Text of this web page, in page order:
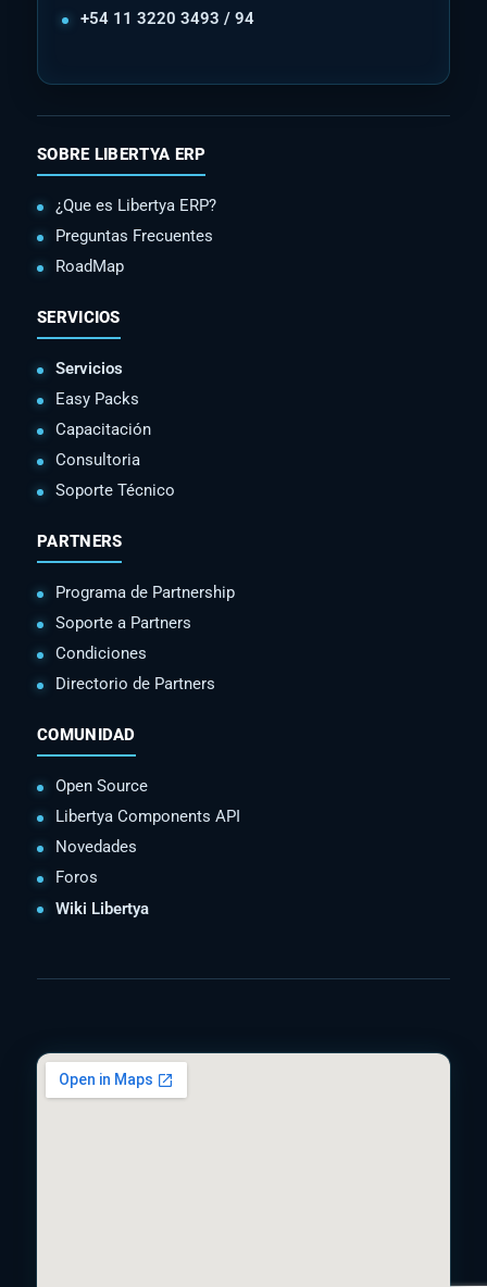
+54 11 3220 3493 / 94
SOBRE LIBERTYA ERP
¿Que es Libertya ERP?
Preguntas Frecuentes
RoadMap
SERVICIOS
Servicios
Easy Packs
Capacitación
Consultoria
Soporte Técnico
PARTNERS
Programa de Partnership
Soporte a Partners
Condiciones
Directorio de Partners
COMUNIDAD
Open Source
Libertya Components API
Novedades
Foros
Wiki Libertya